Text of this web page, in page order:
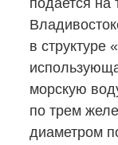
подается на
в структуре
морскую
по трем
диаметром